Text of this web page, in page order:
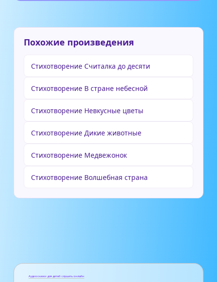
Похожие произведения
Стихотворение Считалка до десяти
Стихотворение В стране небесной
Стихотворение Невкусные цветы
Стихотворение Дикие животные
Стихотворение Медвежонок
Стихотворение Волшебная страна
Аудиосказки для детей слушать онлайн